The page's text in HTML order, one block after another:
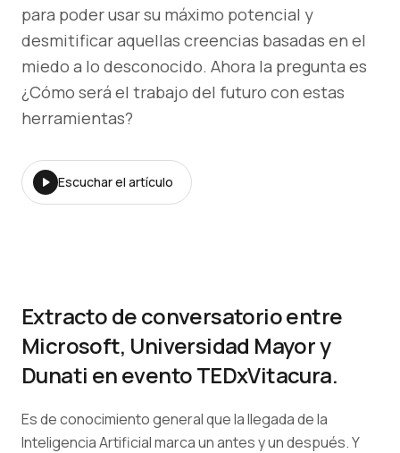
para poder usar su máximo potencial y
desmitificar aquellas creencias basadas en el
miedo a lo desconocido. Ahora la pregunta es
¿Cómo será el trabajo del futuro con estas
herramientas?
Escuchar el artículo
Extracto de conversatorio entre
Microsoft, Universidad Mayor y
Dunati en evento TEDxVitacura.
Es de conocimiento general que la llegada de la
Inteligencia Artificial marca un antes y un después. Y